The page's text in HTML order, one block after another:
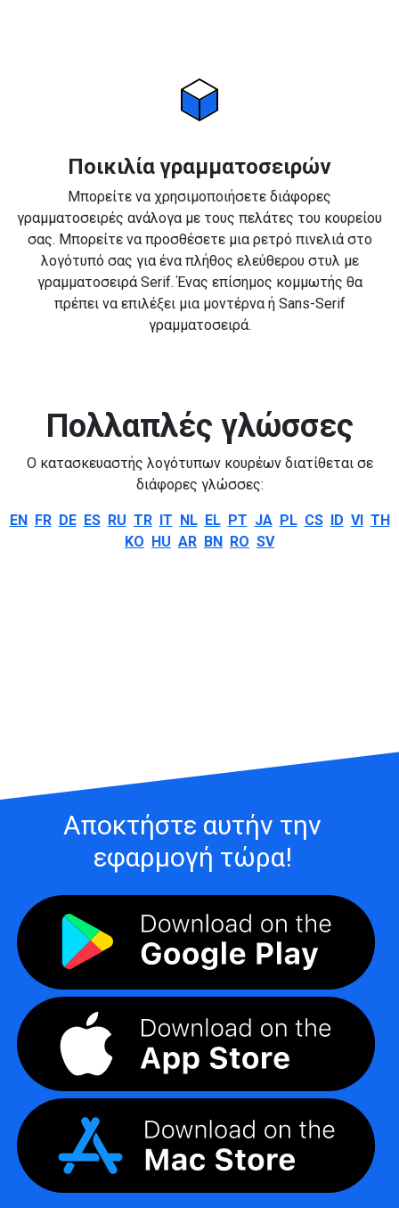
Ποικιλία γραμματοσειρών
Μπορείτε να χρησιμοποιήσετε διάφορες
γραμματοσειρές ανάλογα με τους πελάτες του κουρείου
σας. Μπορείτε να προσθέσετε μια ρετρό πινελιά στο
λογότυπό σας για ένα πλήθος ελεύθερου στυλ με
γραμματοσειρά Serif. Ένας επίσημος κομμωτής θα
πρέπει να επιλέξει μια μοντέρνα ή Sans-Serif
γραμματοσειρά.
Πολλαπλές γλώσσες
Ο κατασκευαστής λογότυπων κουρέων διατίθεται σε
διάφορες γλώσσες:
EN FR DE ES RU TR IT NL EL PT JA PL CS ID VI TH
KO HU AR BN RO SV
Αποκτήστε αυτήν την
εφαρμογή τώρα!